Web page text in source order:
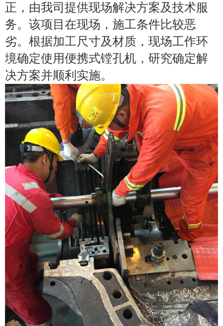
正 ，由我司提供现场解决方案及技术服
务。该项目在现场，施工条件比较恶
劣。根据加工尺寸及材质，现场工作环
境确定使用便携式镗孔机 ， 研究确定解
决方案并顺利实施。